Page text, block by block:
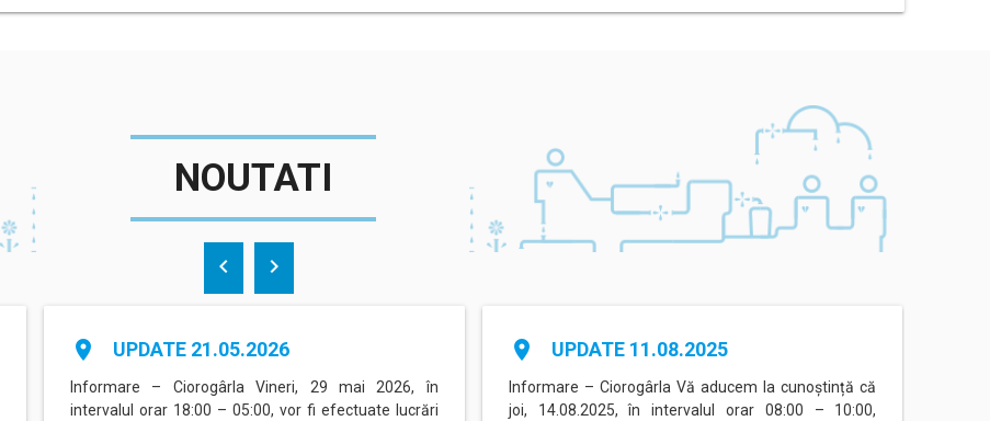
NOUTATI
place UPDATE 21.05.2026
Informare – Ciorogârla Vineri, 29 mai 2026, în
intervalul orar 18:00 – 05:00, vor fi efectuate lucrări
place UPDATE 11.08.2025
Informare – Ciorogârla Vă aducem la cunoștință că
joi, 14.08.2025, în intervalul orar 08:00 – 10:00,
chevron_left chevron_right